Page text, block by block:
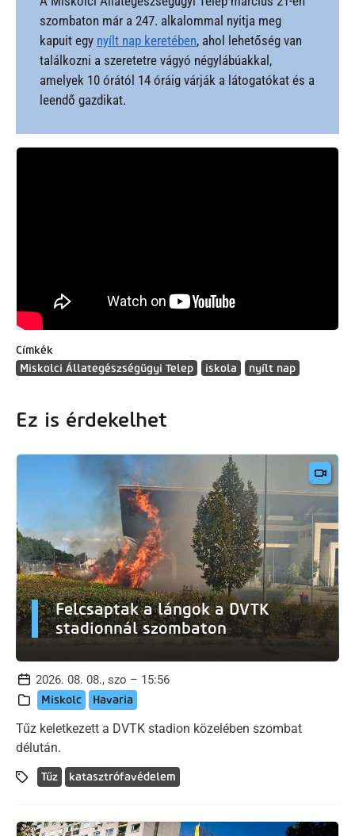
szombaton már a 247. alkalommal nyitja meg
kapuit egy nyílt nap keretében, ahol lehetőség van
találkozni a szeretetre vágyó négylábúakkal,
amelyek 10 órától 14 óráig várják a látogatókat és a
leendő gazdikat.
Címkék
Miskolci Állategészségügyi Telep
iskola nyílt nap
Ez is érdekelhet
Felcsaptak a lángok a DVTK
stadionnál szombaton
2026. 08. 08., szo – 15:56
Miskolc Havaria
Tűz keletkezett a DVTK stadion közelében szombat
délután.
Tűz katasztrófavédelem